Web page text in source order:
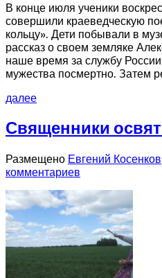
В конце июля ученики
совершили краеведческую
кольцу». Дети побывали в
рассказ о своем земляке
наше время за службу
мужества посмертно. Затем
далее
Священники
Размещено Евгений Косенков
комментариев